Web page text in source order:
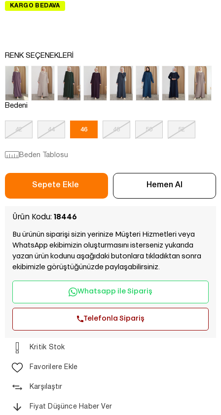
KARGO BEDAVA
RENK SEÇENEKLERI
Bedeni
42 44 46 48 50 52
Beden Tablosu
Ürün Kodu: 18446
Bu ürünün siparişi sizin yerinize Müşteri Hizmetleri veya
WhatsApp ekibimizin oluşturmasını isterseniz yukarıda
yazan ürün kodunu aşağıdaki butonlara tıkladıktan sonra
ekibimizle görüştüğünüzde paylaşabilirsiniz.
Whatsapp ile Sipariş
Telefonla Sipariş
Kritik Stok
Favorilere Ekle
Karşılaştır
Fiyat Düşünce Haber Ver